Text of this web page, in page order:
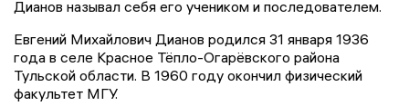
Дианов называл себя его учеником и последователем.
Евгений Михайлович Дианов родился 31 января 1936
года в селе Красное Тёпло-Огарёвского района
Тульской области. В 1960 году окончил физический
факультет МГУ.